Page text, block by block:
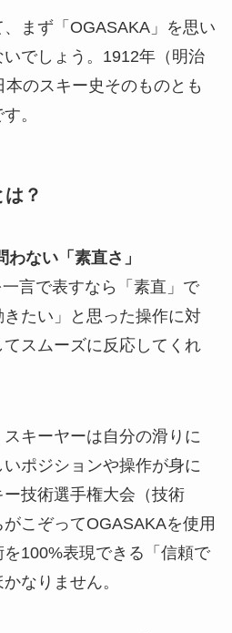
まず「OGASAKA」を思い
でしょう。1912年（明治
のスキー史そのものとも
。
？
ない「素直さ」
言で表すなら「素直」で
たい」と思った操作に対
スムーズに反応してくれ
キーヤーは自分の滑りに
ポジションや操作が身に
技術選手権大会（技術
こぞってOGASAKAを使用
100%表現できる「信頼で
なりません。